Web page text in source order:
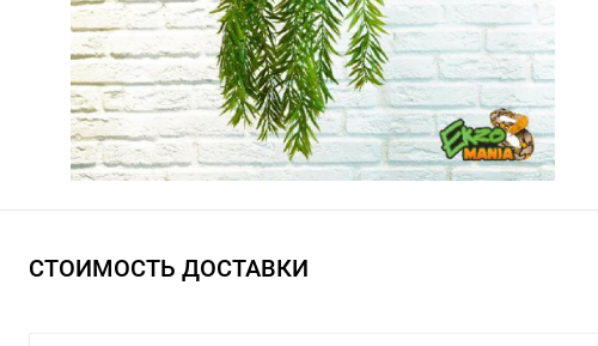
СТОИМОСТЬ ДОСТАВКИ